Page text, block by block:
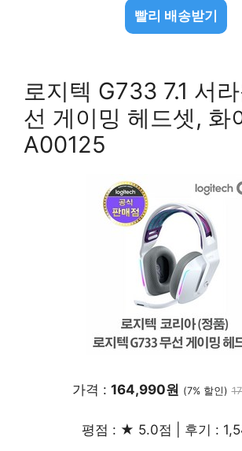
빨리 배송받기
로지텍 G733 7.1 서
선 게이밍 헤드셋, 화
A00125
가격 : 164,990원 (7% 할인)
평점 : ★ 5.0점 | 후기 :